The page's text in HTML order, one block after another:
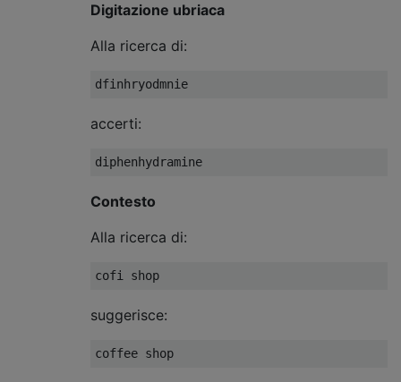
Digitazione ubriaca
Alla ricerca di:
accerti:
Contesto
Alla ricerca di:
suggerisce: